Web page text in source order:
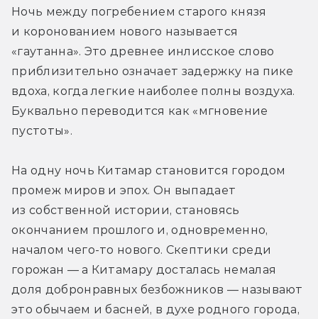
Ночь между погребением старого князя
и коронованием нового называется
«гаутанна». Это древнее инлисское слово
приблизительно означает задержку на пике
вдоха, когда легкие наиболее полны воздуха.
Буквально переводится как «мгновение
пустоты».
На одну ночь Китамар становится городом
промеж миров и эпох. Он выпадает
из собственной истории, становясь
окончанием прошлого и, одновременно,
началом чего-то нового. Скептики среди
горожан — а Китамару досталась немалая
доля добронравных безбожников — называют
это обычаем и басней, в духе родного города,